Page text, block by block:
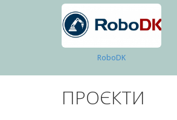
RoboDK
ПРОЄКТИ